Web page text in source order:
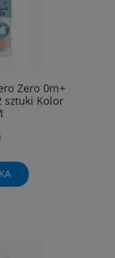
Zero 0m+
sztuki Kolor